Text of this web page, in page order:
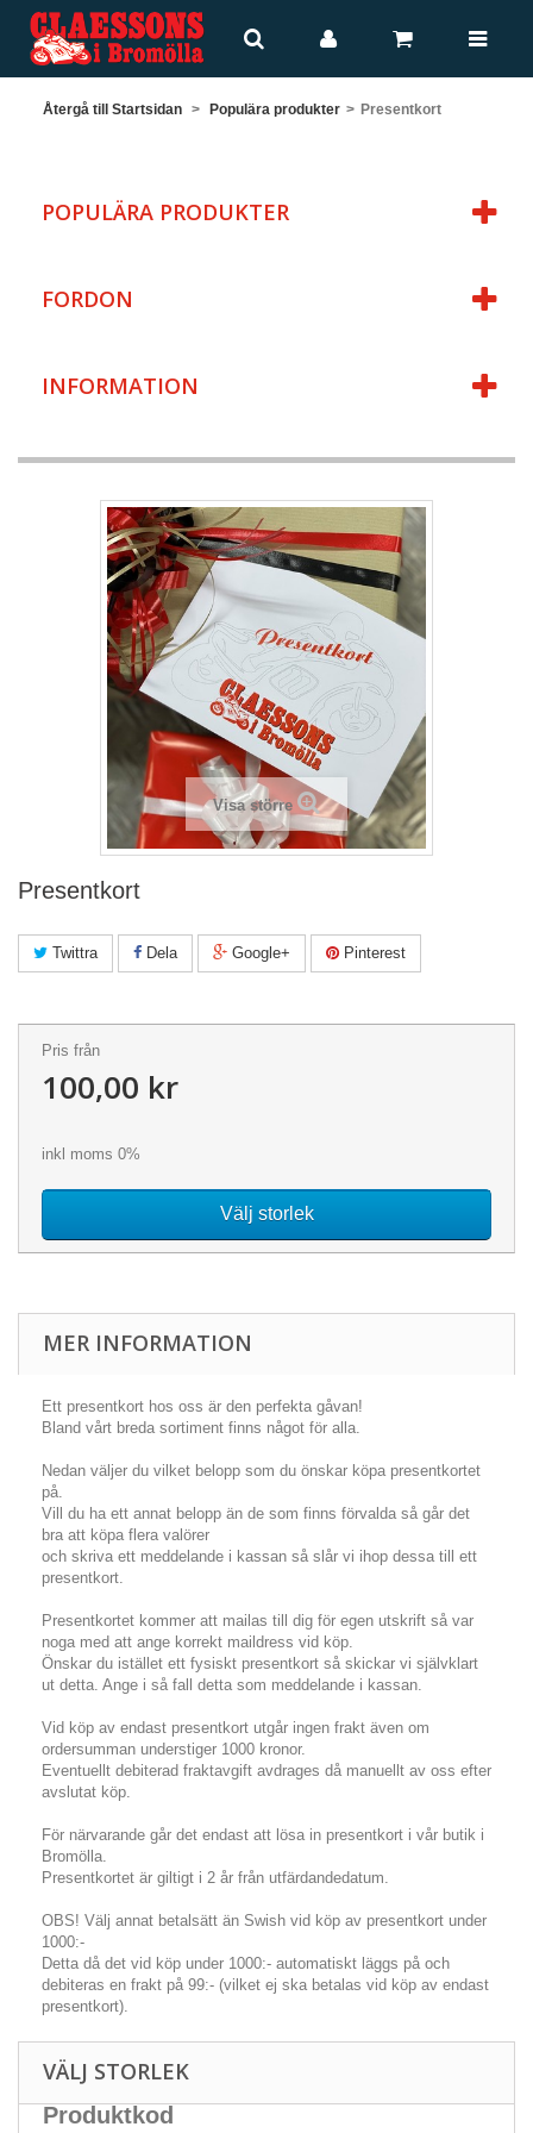
Återgå till Startsidan > Populära produkter > Presentkort
POPULÄRA PRODUKTER
FORDON
INFORMATION
Visa större
Presentkort
Twittra Dela Google+ Pinterest
Pris från
100,00 kr
inkl moms 0%
Välj storlek
MER INFORMATION
Ett presentkort hos oss är den perfekta gåvan!
Bland vårt breda sortiment finns något för alla.
Nedan väljer du vilket belopp som du önskar köpa presentkortet
på.
Vill du ha ett annat belopp än de som finns förvalda så går det
bra att köpa flera valörer
och skriva ett meddelande i kassan så slår vi ihop dessa till ett
presentkort.
Presentkortet kommer att mailas till dig för egen utskrift så var
noga med att ange korrekt maildress vid köp.
Önskar du istället ett fysiskt presentkort så skickar vi självklart
ut detta. Ange i så fall detta som meddelande i kassan.
Vid köp av endast presentkort utgår ingen frakt även om
ordersumman understiger 1000 kronor.
Eventuellt debiterad fraktavgift avdrages då manuellt av oss efter
avslutat köp.
För närvarande går det endast att lösa in presentkort i vår butik i
Bromölla.
Presentkortet är giltigt i 2 år från utfärdandedatum.
OBS! Välj annat betalsätt än Swish vid köp av presentkort under
1000:-
Detta då det vid köp under 1000:- automatiskt läggs på och
debiteras en frakt på 99:- (vilket ej ska betalas vid köp av endast
presentkort).
VÄLJ STORLEK
Produktkod